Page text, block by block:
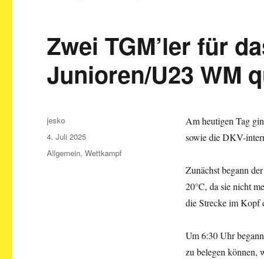
Zwei TGM’ler für
Junioren/U23 WM
Am heutigen Tag
sowie die DKV-
Zunächst begann
20°C, da sie nicht
die Strecke im Kopf
Um 6:30 Uhr
zu belegen können,
Autor
jesko
Veröffentlicht
am
4. Juli 2025
Kategorien
Allgemein,Wettkampf